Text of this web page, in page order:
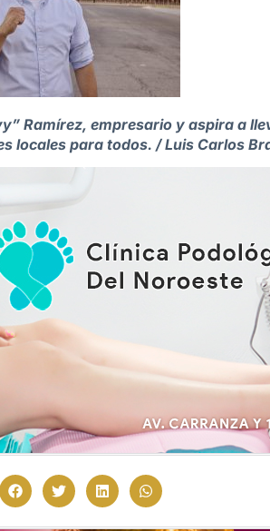
Ramírez, empresario y aspira a
locales para todos. / Luis Carlos